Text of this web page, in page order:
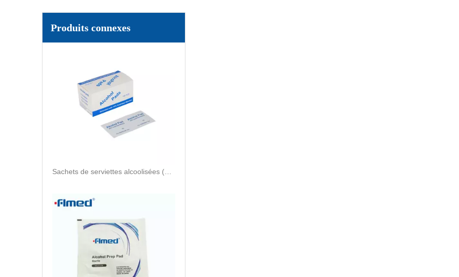
Produits connexes